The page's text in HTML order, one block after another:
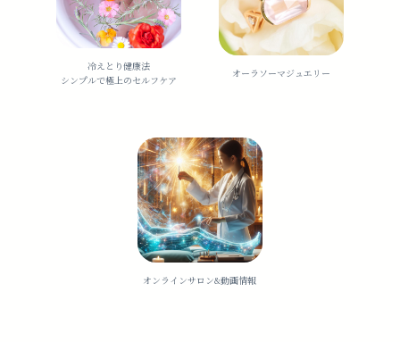
冷えとり健康法
シンプルで極上のセルフケア
オーラソーマジュエリー
オンラインサロン&動画情報